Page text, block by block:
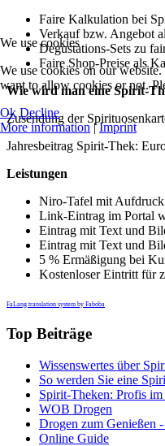
Faire Kalkulation bei
Verkauf bzw. Angebot
Degustations-Sets zu
Faire Shop-Preise als
Wie wird man eine Spirit-
Zusendung der
Jahresbeitrag Spirit-Thek:
Leistungen
Niro-Tafel mit
Link-Eintrag im Portal
Eintrag mit Text und
Eintrag mit Text und
5 % Ermäßigung bei
Kostenloser Eintritt für
FaLang translation system by Faboba
Top Beiträge
Wissenswertes über
So werden Sie eine
Spirit-Theken: Profis im
WOB Drogen
Drogen zum Genießen
Online Guide
We use cookies
We use cookies on our
want to allow cookies or not.
Ok Decline
More information|Imprint